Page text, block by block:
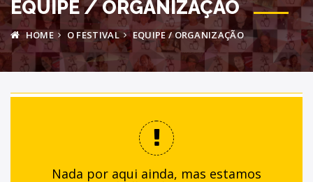
EQUIPE / ORGANIZAÇÃO
HOME O FESTIVAL EQUIPE / ORGANIZAÇÃO
Nada por aqui ainda, mas estamos